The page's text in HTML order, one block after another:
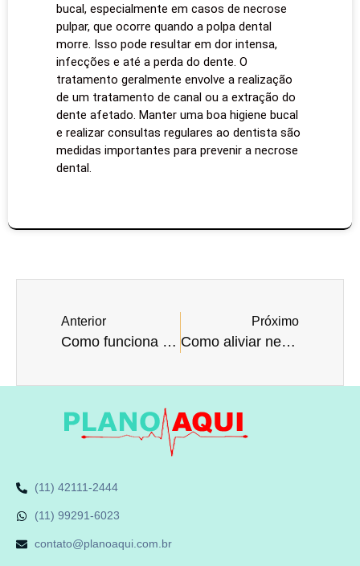
bucal, especialmente em casos de necrose
pulpar, que ocorre quando a polpa dental
morre. Isso pode resultar em dor intensa,
infecções e até a perda do dente. O
tratamento geralmente envolve a realização
de um tratamento de canal ou a extração do
dente afetado. Manter uma boa higiene bucal
e realizar consultas regulares ao dentista são
medidas importantes para prevenir a necrose
dental.
Anterior
Como funciona a neurologia?
Próximo
Como aliviar neuralgia?
(11) 42111-2444
(11) 99291-6023
contato@planoaqui.com.br